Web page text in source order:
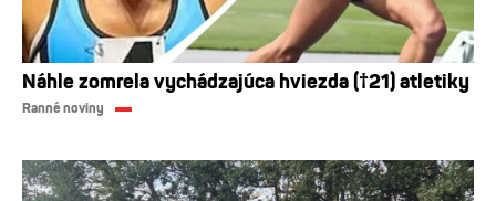
Náhle zomrela vychádzajúca hviezda (†21) atletiky
Ranné noviny